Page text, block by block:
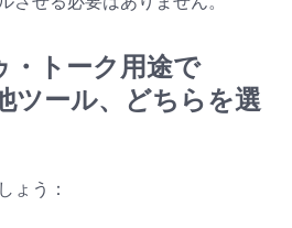
・トーク用途で
ツール、どちらを選
ょう：